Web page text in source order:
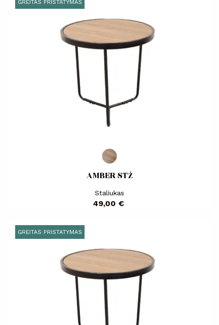
GREITAS PRISTATYMAS
AMBER STŽ
Staliukas
Kaina
49,00 €
GREITAS PRISTATYMAS